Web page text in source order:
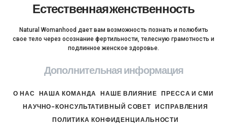
Естественная женственность
Natural Womanhood дает вам возможность познать и полюбить
свое тело через осознание фертильности, телесную грамотность и
подлинное женское здоровье.
Дополнительная информация
О НАС НАША КОМАНДА НАШЕ ВЛИЯНИЕ
ПРЕССА И СМИ
НАУЧНО-КОНСУЛЬТАТИВНЫЙ СОВЕТ ИСПРАВЛЕНИЯ
ПОЛИТИКА КОНФИДЕНЦИАЛЬНОСТИ